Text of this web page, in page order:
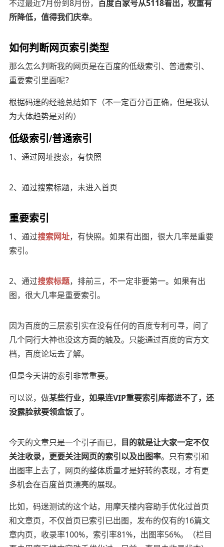
不过最近7月份到8月份， 百度百家号从5118看出，权重有
所降低，值得我们庆幸。
如何判断网页索引类型
那么怎么判断我的网页是在百度的低级索引、普通索引、
重要索引里面呢？
根据码迷的经验总结如下（不一定百分百正确，但是我认
为大体趋势是对的）
低级索引/普通索引
1、通过网址搜索，有快照
2、通过搜索标题，未进入首页
重要索引
1、通过搜索网址，有快照。如果有出图，很大几率是重要
索引。
2、通过搜索标题，排前三，不一定非要第一。 如果有出
图，很大几率是重要索引。
因为百度的三层索引实在没有任何的百度专利可寻，问了
几个同行大神也没这方面的触及。只能通过百度的官方文
档，百度论坛去了解。
但是今天讲的索引非常重要。
可以说，做某些行业，如果连VIP重要索引库都进不了，还
没露脸就要领盒饭了。
今天的文章只是一个引子而已， 目的就是让大家一定不仅
关注收录，更要关注网页的索引 以及出图率。只有索引和
出图率上去了，网页的整体质量才是好转的表现，才有更
多机会在百度首页漂亮的展现。
比如，码迷测试的这个站，用摩天楼内容助手优化过首页
和文章页，不仅首页已索引已出图，发布的仅有的16篇文
章内页，收录率100%，索引率81%，出图率56%。（栏目